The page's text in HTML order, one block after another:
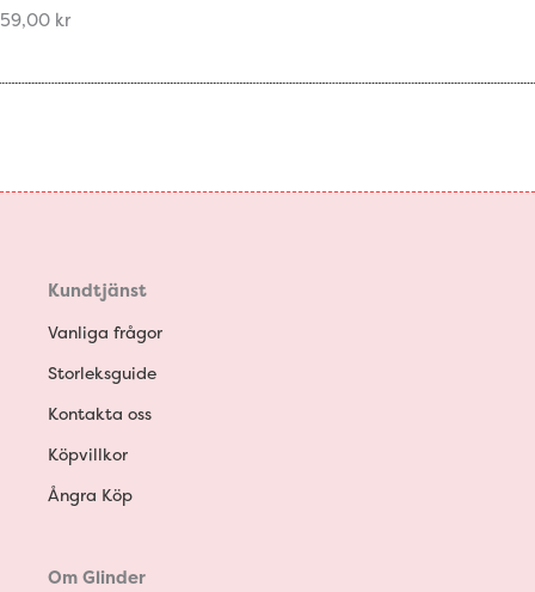
59,00 kr
Kundtjänst
Vanliga frågor
Storleksguide
Kontakta oss
Köpvillkor
Ångra Köp
Om Glinder